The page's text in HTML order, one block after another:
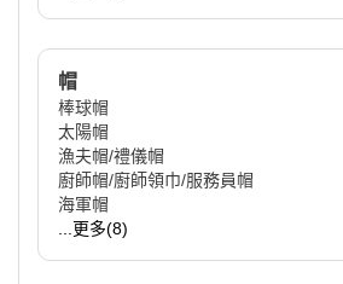
帽
棒球帽
太陽帽
漁夫帽/禮儀帽
廚師帽/廚師領巾/服務員帽
海軍帽
...更多(8)